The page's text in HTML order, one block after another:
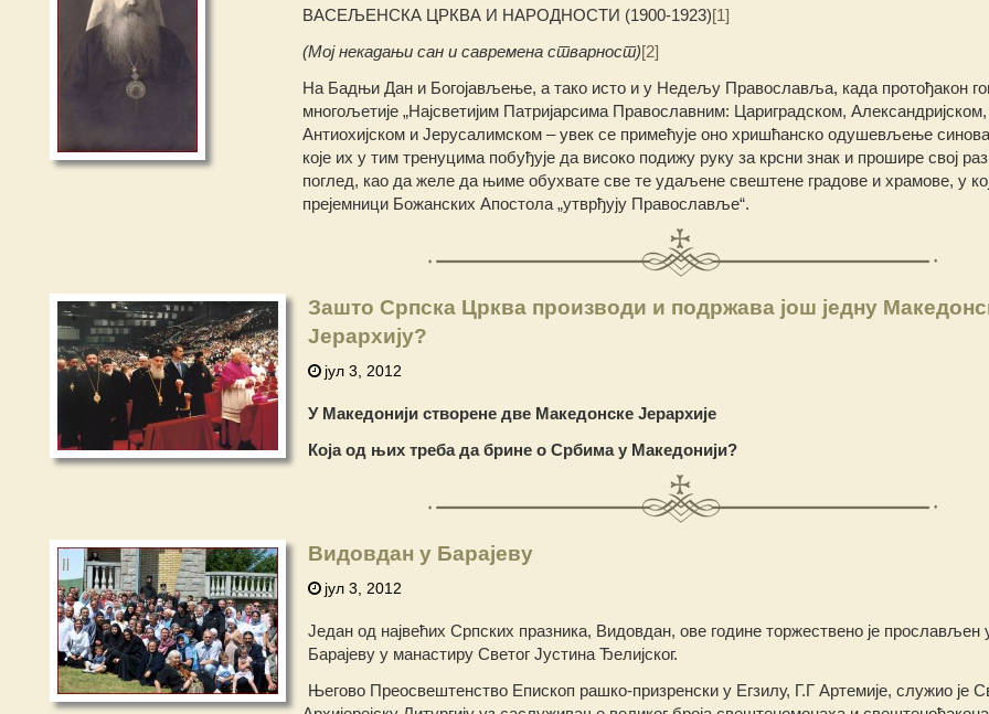
ВАСЕЉЕНСКА ЦРКВА И НАРОДНОСТИ (1900-1923)[1]
(Мој некадањи сан и савремена стварност)[2]
На Бадњи Дан и Богојављење, а тако исто и у Недељу Православља, када протођакон
многољетије „Најсветијим Патријарсима Православним: Цариградском, Александријском,
Антиохијском и Јерусалимском – увек се примећује оно хришћанско одушевљење
које их у тим тренуцима побуђује да високо подижу руку за крсни знак и прошире свој
поглед, као да желе да њиме обухвате све те удаљене свештене градове и храмове, у
прејемници Божанских Апостола „утврђују Православље“.
Зашто Српска Црква производи и подржава још једну
Јерархију?
јул 3, 2012
У Македонији створене две Македонске Јерархије
Која од њих треба да брине о Србима у Македонији?
Видовдан у Барајеву
јул 3, 2012
Један од највећих Српских празника, Видовдан, ове године торжествено је прослављен
Барајеву у манастиру Светог Јустина Ђелијског.
Његово Преосвештенство Епископ рашко-призренски у Егзилу, Г.Г Артемије, служио је